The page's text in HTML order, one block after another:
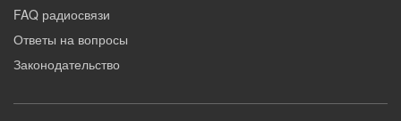
FAQ радиосвязи
Ответы на вопросы
Законодательство